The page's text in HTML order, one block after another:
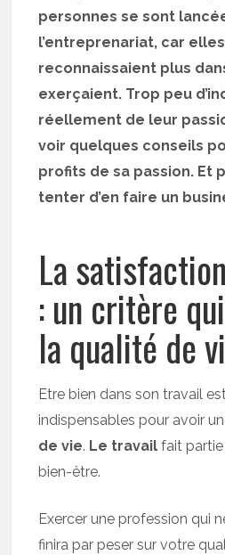
personnes se sont
l’entreprenariat, car
reconnaissaient plus
exerçaient. Trop peu
réellement de leur
voir quelques conseils
profits de sa passion. Et
tenter d’en faire un
La
: un critère
la qualité de
Etre bien dans son travail
indispensables pour avoir
de vie. Le travail fait partie
bien-être.
Exercer une profession qui
finira par peser sur votre